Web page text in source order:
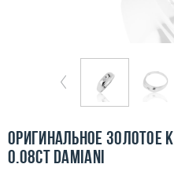
О компании
Контакты
Оригинальное золотое
0.08ct Damiani